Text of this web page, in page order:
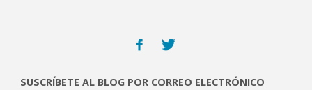
SUSCRÍBETE AL BLOG POR CORREO ELECTRÓNICO